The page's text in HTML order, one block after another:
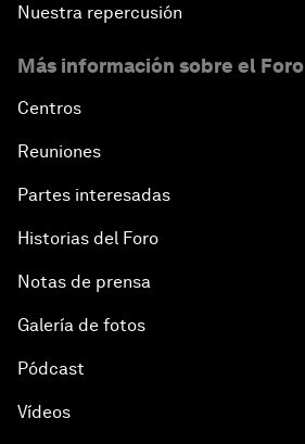
Nuestra repercusión
Más información sobre el Foro
Centros
Reuniones
Partes interesadas
Historias del Foro
Notas de prensa
Galería de fotos
Pódcast
Vídeos